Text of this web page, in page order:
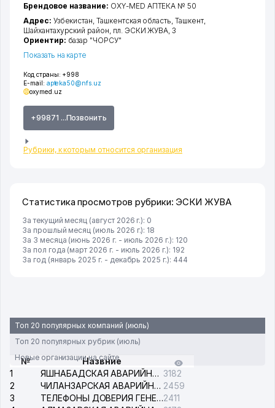
Код страны: +998
E-mail: apteka50@nfs.uz
oxymed.uz
+99871 ...Позвонить
Рубрики, к которым относится организация
Брендовое название: OXY-MED АПТЕКА № 50
Адрес: Узбекистан,Ташкентская область ,Ташкент,
Шайхантахурский район пл. ЭСКИ ЖУВА , 3
Ориентир: базар "ЧОРСУ"
Показать на карте
Статистика просмотров рубрики: ЭСКИ ЖУВА
За текущий месяц (август 2026 г.): 0
За прошлый месяц (июль 2026 г.): 18
За 3 месяца (июнь 2026 г. - июль 2026 г.): 120
За пол года (март 2026 г. - июль 2026 г.): 192
За год (январь 2025 г. - декабрь 2025 г.): 444
Топ 20 популярных компаний (июль)
Топ 20 популярных рубрик (июль)
Новые организации на сайте
№
Назвние
1
ЯШНАБАДСКАЯ АВАРИЙНАЯ СЛУЖБА ЭЛЕКТРОСЕТИ 3182
2
ЧИЛАНЗАРСКАЯ АВАРИЙНАЯ СЛУЖБА ЭЛЕКТРОСЕТИ 2459
3
ТЕЛЕФОНЫ ДОВЕРИЯ ГЕНЕРАЛЬНОЙ ПРОКУРАТУРЫ РЕСПУБЛИКИ УЗБЕКИСТАН2411